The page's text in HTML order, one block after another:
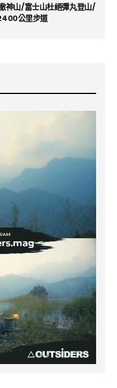
神山/富士山杜絕彈丸登山/
公里步道